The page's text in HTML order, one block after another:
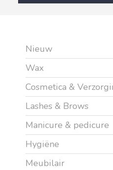
Nieuw
Wax
Cosmetica &
Lashes & Brows
Manicure & pedicure
Hygiëne
Meubilair